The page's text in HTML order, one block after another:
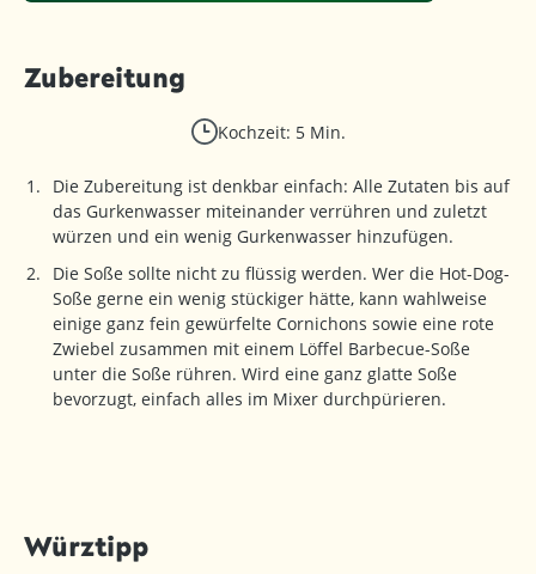
Zubereitung
Kochzeit: 5 Min.
Die Zubereitung ist denkbar einfach: Alle Zutaten bis auf
das Gurkenwasser miteinander verrühren und zuletzt
würzen und ein wenig Gurkenwasser hinzufügen.
Die Soße sollte nicht zu flüssig werden. Wer die Hot-Dog-
Soße gerne ein wenig stückiger hätte, kann wahlweise
einige ganz fein gewürfelte Cornichons sowie eine rote
Zwiebel zusammen mit einem Löffel Barbecue-Soße
unter die Soße rühren. Wird eine ganz glatte Soße
bevorzugt, einfach alles im Mixer durchpürieren.
Würztipp